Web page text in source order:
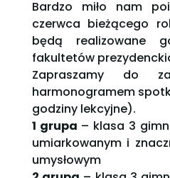
Bardzo miło nam
czerwca bieżącego
będą realizowane
fakultetów
Zapraszamy do
harmonogramem
godziny lekcyjne).
1 grupa – klasa 3
umiarkowanym i
umysłowym